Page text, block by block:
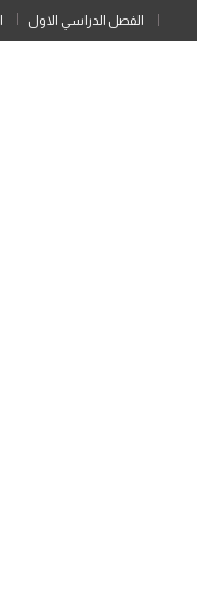
الفصل الدراسي الاول